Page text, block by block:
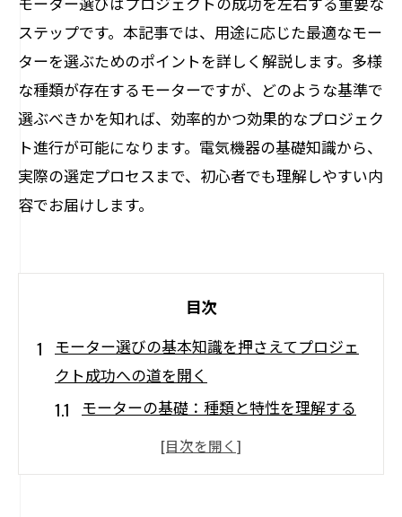
ステップです。本記事では、用途に応じた最適なモー
ターを選ぶためのポイントを詳しく解説します。多様
な種類が存在するモーターですが、どのような基準で
選ぶべきかを知れば、効率的かつ効果的なプロジェク
ト進行が可能になります。電気機器の基礎知識から、
実際の選定プロセスまで、初心者でも理解しやすい内
容でお届けします。
目次
モーター選びの基本知識を押さえてプロジェ
クト成功への道を開く
モーターの基礎：種類と特性を理解する
プロジェクトに最適なモーターを選ぶた
めの重要ポイント